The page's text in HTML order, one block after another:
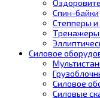
Спин-байки
Степперы
Силовое
Силовое
Силовые